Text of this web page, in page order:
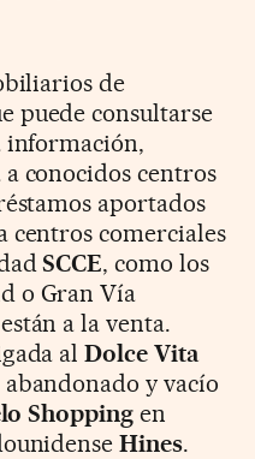
de
puede consultarse
información,
conocidos centros
aportados
centros comerciales
SCCE, como los
o Gran Vía
a la venta.
alDolce Vita
y vacío
Shopping en
Hines.